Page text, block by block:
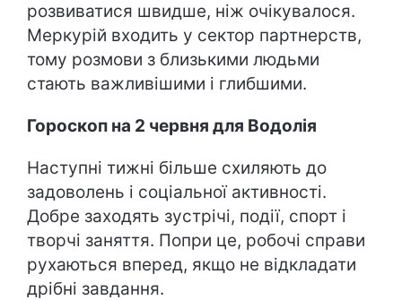
розвиватися швидше, ніж очікувалося.
Меркурій входить у сектор партнерств,
тому розмови з близькими людьми
стають важливішими і глибшими.
Гороскоп на 2 червня для Водолія
Наступні тижні більше схиляють до
задоволень і соціальної активності.
Добре заходять зустрічі, події, спорт і
творчі заняття. Попри це, робочі справи
рухаються вперед, якщо не відкладати
дрібні завдання.